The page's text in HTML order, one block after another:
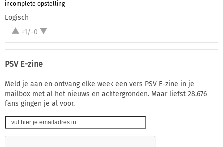
incomplete opstelling
Logisch
+1/-0
PSV E-zine
Meld je aan en ontvang elke week een vers PSV E-zine in je
mailbox met al het nieuws en achtergronden. Maar liefst 28.676
fans gingen je al voor.